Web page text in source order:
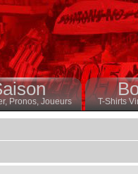
Pronos, Joueurs T-Shirts